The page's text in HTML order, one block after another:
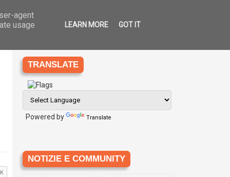
Eziologia Siti
TRANSLATE
Powered by Translate
NOTIZIE E COMMUNITY
agent
usage
LEARN MORE GOT IT